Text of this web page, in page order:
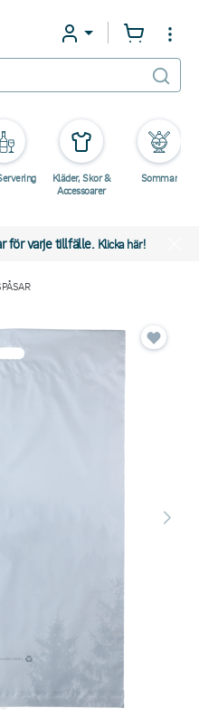
Kläder, Skor &
Accessoarer
Sommar
för varje tillfälle. Klicka här!